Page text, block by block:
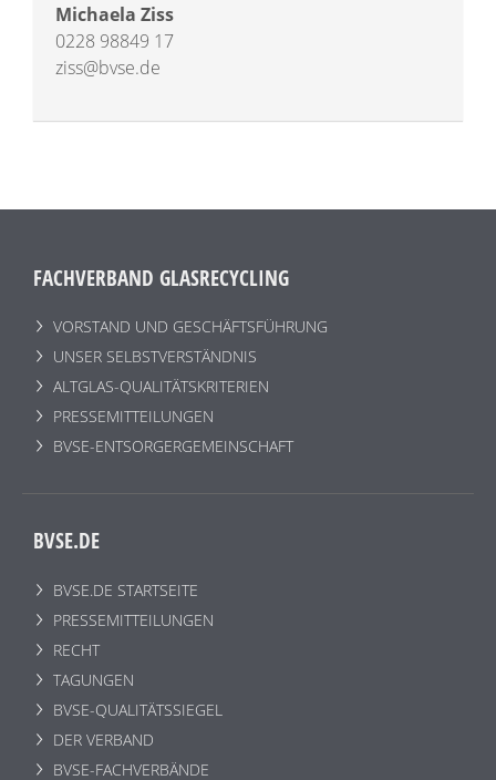
Michaela Ziss
0228 98849 17
ziss@bvse.de
FACHVERBAND GLASRECYCLING
VORSTAND UND GESCHÄFTSFÜHRUNG
UNSER SELBSTVERSTÄNDNIS
ALTGLAS-QUALITÄTSKRITERIEN
PRESSEMITTEILUNGEN
BVSE-ENTSORGERGEMEINSCHAFT
BVSE.DE
BVSE.DE STARTSEITE
PRESSEMITTEILUNGEN
RECHT
TAGUNGEN
BVSE-QUALITÄTSSIEGEL
DER VERBAND
BVSE-FACHVERBÄNDE